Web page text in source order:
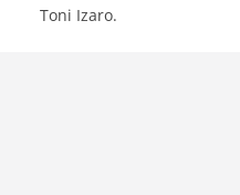
Toni Izaro.